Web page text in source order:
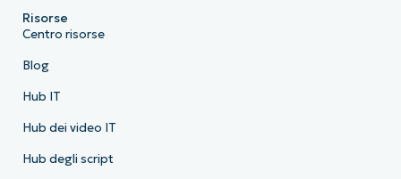
Risorse
Centro risorse
Blog
Hub IT
Hub dei video IT
Hub degli script